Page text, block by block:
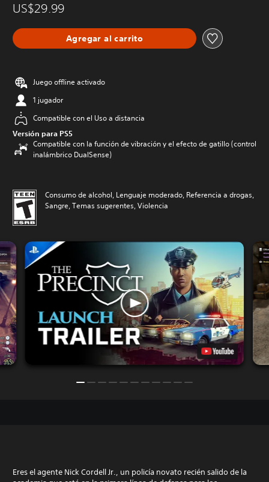
US$29.99
Agregar al carrito
Juego offline activado
1 jugador
Compatible con el Uso a distancia
Versión para PS5
Compatible con la función de vibración y el efecto de gatillo (control
inalámbrico DualSense)
Consumo de alcohol, Lenguaje moderado, Referencia a drogas,
Sangre, Temas sugerentes, Violencia
Eres el agente Nick Cordell Jr., un policía novato recién salido de la